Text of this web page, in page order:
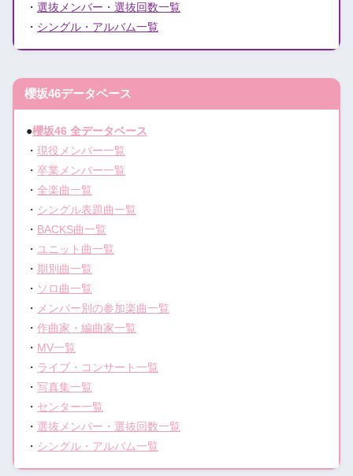
・選抜メンバー・選抜回数一覧
・ シングル・アルバム一覧
櫻坂46データベース
●櫻坂46 全データベース
・現役メンバー一覧
・卒業メンバー一覧
・全楽曲一覧
・ シングル表題曲一覧
・ BACKS曲一覧
・ ユニット曲一覧
・期別曲一覧
・ ソロ曲一覧
・ メンバー別の参加楽曲一覧
・作曲家・編曲家一覧
・ MV一覧
・ ライブ・コンサート一覧
・写真集一覧
・ センター一覧
・ 選抜メンバー・選抜回数一覧
・ シングル・アルバム一覧